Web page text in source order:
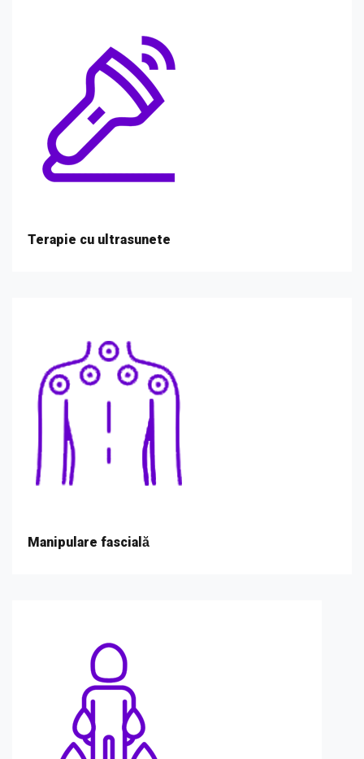
Terapie cu ultrasunete
Manipulare fascială